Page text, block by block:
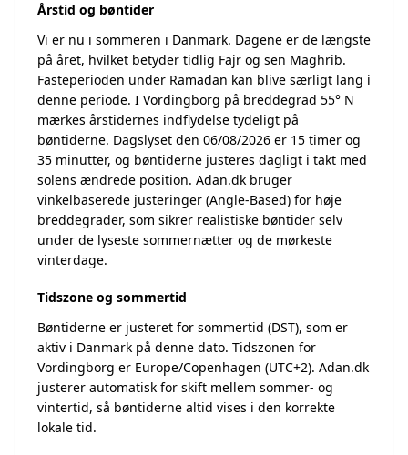
Årstid og bøntider
Vi er nu i sommeren i Danmark. Dagene er de længste
på året, hvilket betyder tidlig Fajr og sen Maghrib.
Fasteperioden under Ramadan kan blive særligt lang i
denne periode. I Vordingborg på breddegrad 55° N
mærkes årstidernes indflydelse tydeligt på
bøntiderne. Dagslyset den 06/08/2026 er 15 timer og
35 minutter, og bøntiderne justeres dagligt i takt med
solens ændrede position. Adan.dk bruger
vinkelbaserede justeringer (Angle-Based) for høje
breddegrader, som sikrer realistiske bøntider selv
under de lyseste sommernætter og de mørkeste
vinterdage.
Tidszone og sommertid
Bøntiderne er justeret for sommertid (DST), som er
aktiv i Danmark på denne dato. Tidszonen for
Vordingborg er Europe/Copenhagen (UTC+2). Adan.dk
justerer automatisk for skift mellem sommer- og
vintertid, så bøntiderne altid vises i den korrekte
lokale tid.